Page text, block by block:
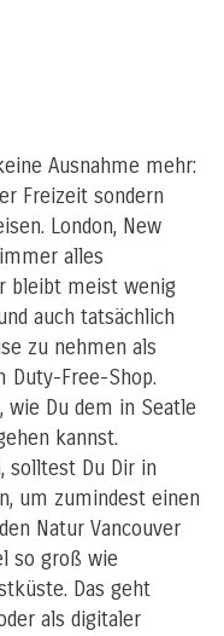
Ausnahme mehr:
Freizeit sondern
London, New
alles
bleibt meist wenig
auch tatsächlich
zu nehmen als
Duty-Free-Shop.
wie Du dem in Seatle
kannst.
solltest Du Dir in
um zumindest einen
Natur Vancouver
so groß wie
Das geht
als digitaler